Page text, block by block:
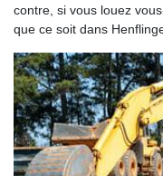
contre, si vous louez
que ce soit dans